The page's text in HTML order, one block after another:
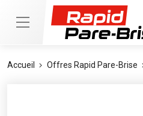
Accueil Offres Rapid Pare-Brise